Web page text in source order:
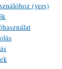
(vers)